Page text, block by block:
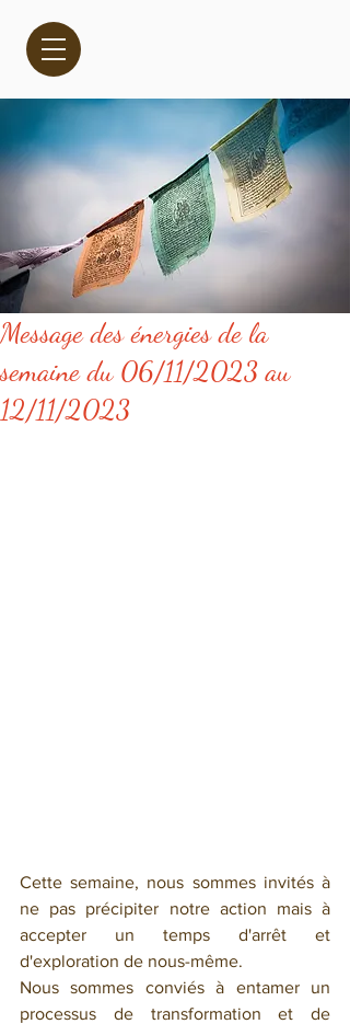
Message des énergies de la
semaine du 06/11/2023 au
12/11/2023
Cette semaine, nous sommes invités à
ne pas précipiter notre action mais à
accepter un temps d'arrêt et
d'exploration de nous-même.
Nous sommes conviés à entamer un
processus de transformation et de